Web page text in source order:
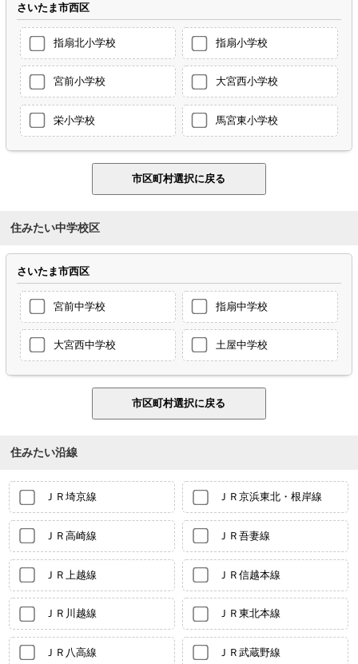
さいたま市西区
指扇北小学校 指扇小学校
宮前小学校 大宮西小学校
栄小学校 馬宮東小学校
住みたい中学校区
さいたま市西区
宮前中学校 指扇中学校
大宮西中学校 土屋中学校
住みたい沿線
ＪＲ埼京線 ＪＲ京浜東北・根岸線
ＪＲ高崎線 ＪＲ吾妻線
ＪＲ上越線 ＪＲ信越本線
ＪＲ川越線 ＪＲ東北本線
ＪＲ八高線 ＪＲ武蔵野線